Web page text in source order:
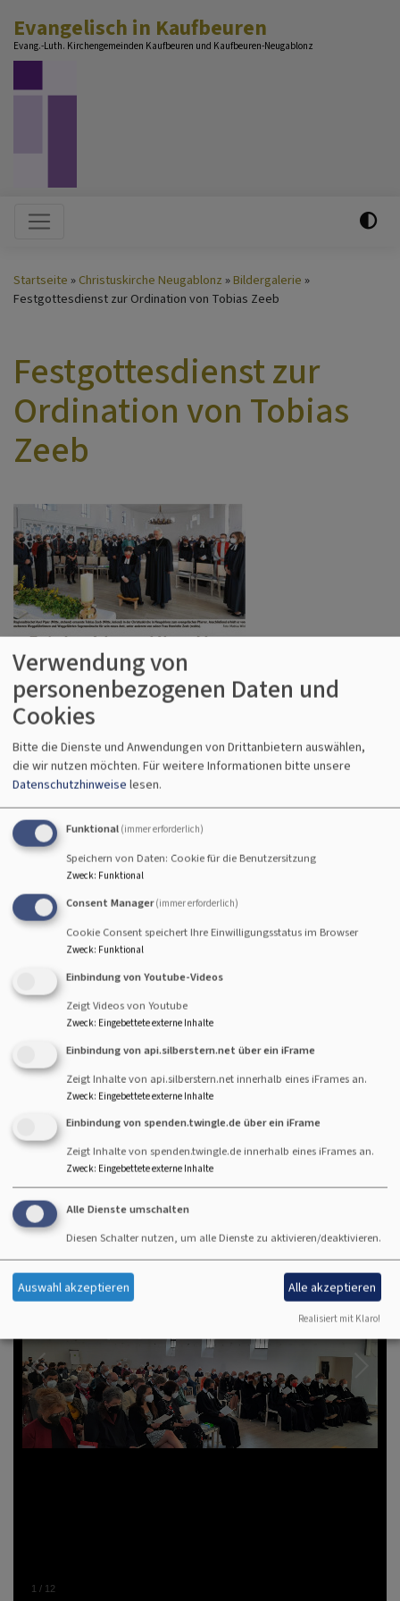
zum
Inhalt
Evangelisch in Kaufbeuren
Evang.-Luth. Kirchengemeinden Kaufbeuren und Kaufbeuren-Neugablonz
Hauptnavigation
Startseite Christuskirche Neugablonz
Bildergalerie
Festgottesdienst zur Ordination von Tobias Zeeb
Festgottesdienst zur
Ordination von Tobias
Zeeb
Hier können Sie den Artikel in der der Allgäuer
Zeitung noch einmal lesen.
29.03.22
145.28 KB
1 / 12
Verwendung von
personenbezogenen Daten und
Cookies
Bitte die Dienste und Anwendungen von Drittanbietern auswählen,
die wir nutzen möchten. Für weitere Informationen bitte unsere
Datenschutzhinweise lesen.
Funktional (immer erforderlich)
Speichern von Daten: Cookie für die Benutzersitzung
Zweck: Funktional
Consent Manager (immer erforderlich)
Cookie Consent speichert Ihre Einwilligungsstatus im Browser
Zweck: Funktional
Einbindung von Youtube-Videos
Zeigt Videos von Youtube
Zweck: Eingebettete externe Inhalte
Einbindung von api.silberstern.net über ein iFrame
Zeigt Inhalte von api.silberstern.net innerhalb eines iFrames an.
Zweck: Eingebettete externe Inhalte
Einbindung von spenden.twingle.de über ein iFrame
Zeigt Inhalte von spenden.twingle.de innerhalb eines iFrames an.
Zweck: Eingebettete externe Inhalte
Alle Dienste umschalten
Diesen Schalter nutzen, um alle Dienste zu aktivieren/deaktivieren.
Auswahl akzeptieren Alle akzeptieren
Realisiert mit Klaro!